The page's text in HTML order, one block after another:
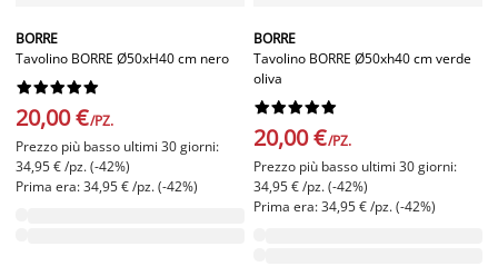
BORRE
Tavolino BORRE Ø50xH40 cm nero






20,00 €/PZ.
Prezzo più basso ultimi 30 giorni:
34,95 € /pz. (-42%)
Prima era: 34,95 € /pz. (-42%)
BORRE
Tavolino BORRE Ø50xh40 cm verde
oliva






20,00 €/PZ.
Prezzo più basso ultimi 30 giorni:
34,95 € /pz. (-42%)
Prima era: 34,95 € /pz. (-42%)